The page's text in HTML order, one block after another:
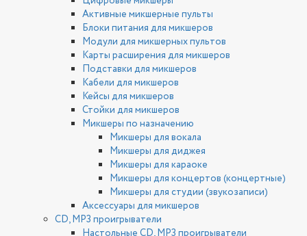
Активные микшерные пульты
Блоки питания для микшеров
Модули для микшерных пультов
Карты расширения для микшеров
Подставки для микшеров
Кабели для микшеров
Кейсы для микшеров
Стойки для микшеров
Микшеры по назначению
Микшеры для вокала
Микшеры для диджея
Микшеры для караоке
Микшеры для концертов (концертные)
Микшеры для студии (звукозаписи)
Аксессуары для микшеров
CD, MP3 проигрыватели
Настольные CD, MP3 проигрыватели